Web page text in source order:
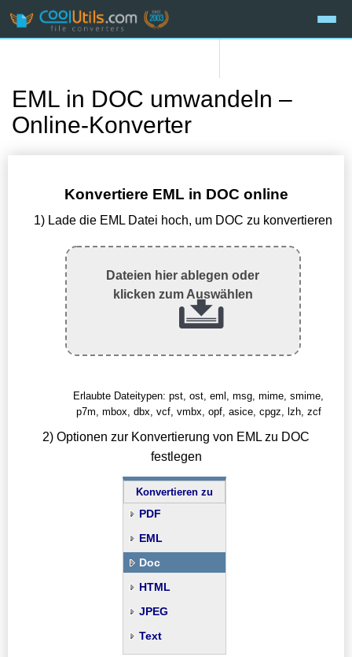
EML in DOC umwandeln –
Online-Konverter
Konvertiere EML in DOC online
1) Lade die EML Datei hoch, um DOC zu konvertieren
Dateien hier ablegen oder
klicken zum Auswählen
Erlaubte Dateitypen: pst, ost, eml, msg, mime, smime,
p7m, mbox, dbx, vcf, vmbx, opf, asice, cpgz, lzh, zcf
2) Optionen zur Konvertierung von EML zu DOC
festlegen
Konvertieren zu
PDF
EML
Doc
HTML
JPEG
Text